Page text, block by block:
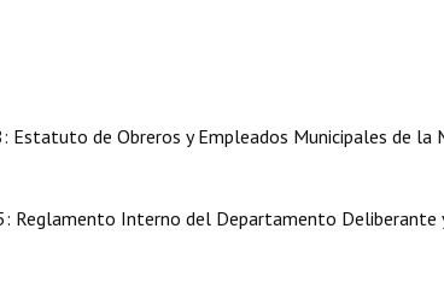
de Obreros y Empleados Municipales de la
Interno del Departamento Deliberante